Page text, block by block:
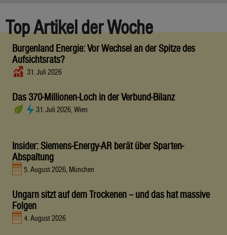
Top Artikel der Woche
Burgenland Energie: Vor Wechsel an der Spitze des
Aufsichtsrats?
31. Juli 2026
Das 370-Millionen-Loch in der Verbund-Bilanz
31. Juli 2026, Wien
Insider: Siemens-Energy-AR berät über Sparten-
Abspaltung
5. August 2026, München
Ungarn sitzt auf dem Trockenen – und das hat massive
Folgen
4. August 2026